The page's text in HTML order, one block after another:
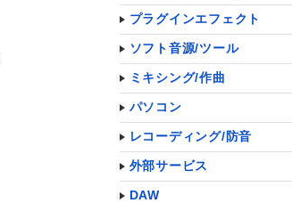
プラグインエフェクト
ソフト音源/ツール
ミキシング/作曲
パソコン
レコーディング/防音
外部サービス
DAW